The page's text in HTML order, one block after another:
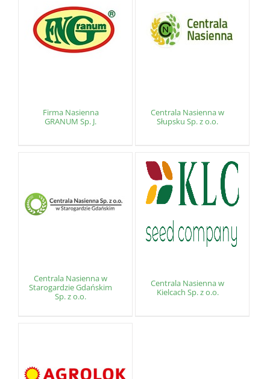
Firma Nasienna
GRANUM Sp. J.
Centrala Nasienna w
Słupsku Sp. z o.o.
Centrala Nasienna w
Starogardzie Gdańskim
Sp. z o.o.
Centrala Nasienna w
Kielcach Sp. z o.o.